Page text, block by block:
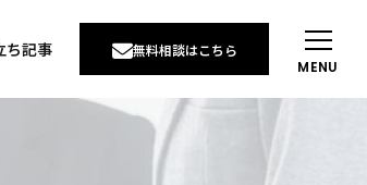
ち記事
無料相談はこちら
MENU